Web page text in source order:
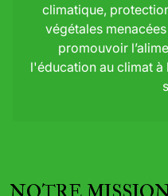
climatique,
végétales
promouvoir
l'éducation au climat